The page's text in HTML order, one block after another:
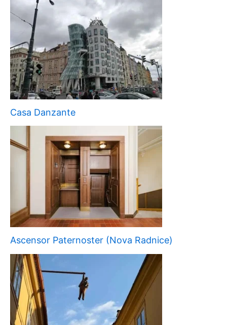
Casa Danzante
Ascensor Paternoster (Nova Radnice)